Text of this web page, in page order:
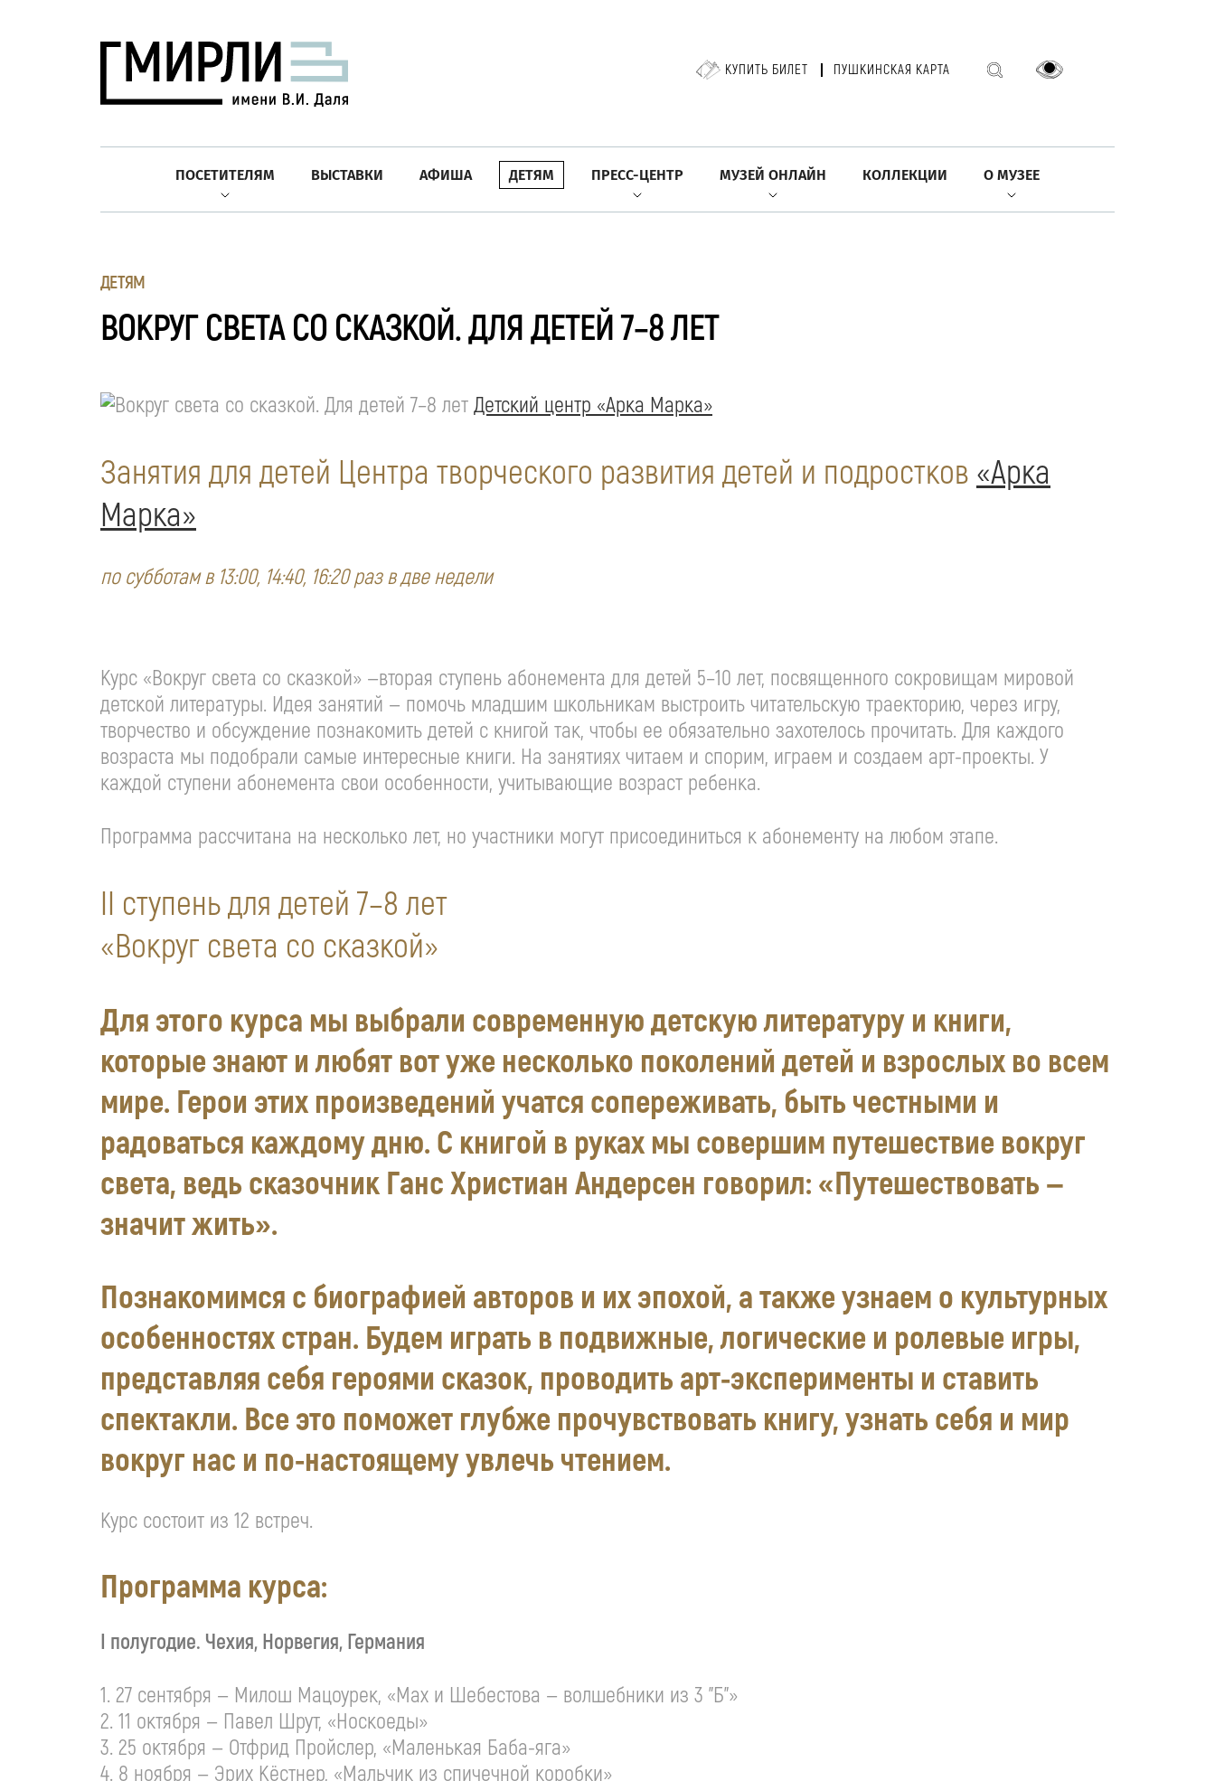
КУПИТЬ БИЛЕТ ПУШКИНСКАЯ КАРТА
ПОСЕТИТЕЛЯМ ВЫСТАВКИ АФИША ДЕТЯМ ПРЕСС-ЦЕНТР МУЗЕЙ ОНЛАЙН КОЛЛЕКЦИИ О МУЗЕЕ
ДЕТЯМ
ВОКРУГ СВЕТА СО СКАЗКОЙ. ДЛЯ ДЕТЕЙ 7–8 ЛЕТ
Детский центр «Арка Марка»
Занятия для детей Центра творческого развития детей и подростков «Арка
Марка»
по субботам в 13:00, 14:40, 16:20 раз в две недели
Курс «Вокруг света со сказкой» —вторая ступень абонемента для детей 5–10 лет, посвященного сокровищам мировой
детской литературы. Идея занятий — помочь младшим школьникам выстроить читательскую траекторию, через игру,
творчество и обсуждение познакомить детей с книгой так, чтобы ее обязательно захотелось прочитать. Для каждого
возраста мы подобрали самые интересные книги. На занятиях читаем и спорим, играем и создаем арт-проекты. У
каждой ступени абонемента свои особенности, учитывающие возраст ребенка.
Программа рассчитана на несколько лет, но участники могут присоединиться к абонементу на любом этапе.
II ступень для детей 7–8 лет
«Вокруг света со сказкой»
Для этого курса мы выбрали современную детскую литературу и книги,
которые знают и любят вот уже несколько поколений детей и взрослых во всем
мире. Герои этих произведений учатся сопереживать, быть честными и
радоваться каждому дню. С книгой в руках мы совершим путешествие вокруг
света, ведь сказочник Ганс Христиан Андерсен говорил: «Путешествовать —
значит жить».
Познакомимся с биографией авторов и их эпохой, а также узнаем о культурных
особенностях стран. Будем играть в подвижные, логические и ролевые игры,
представляя себя героями сказок, проводить арт-эксперименты и ставить
спектакли. Все это поможет глубже прочувствовать книгу, узнать себя и мир
вокруг нас и по-настоящему увлечь чтением.
Курс состоит из 12 встреч.
Программа курса:
I полугодие. Чехия, Норвегия, Германия
1. 27 сентября — Милош Мацоурек, «Мах и Шебестова — волшебники из 3 "Б"»
2. 11 октября — Павел Шрут, «Носкоеды»
3. 25 октября — Отфрид Пройслер, «Маленькая Баба-яга»
4. 8 ноября — Эрих Кёстнер, «Мальчик из спичечной коробки»